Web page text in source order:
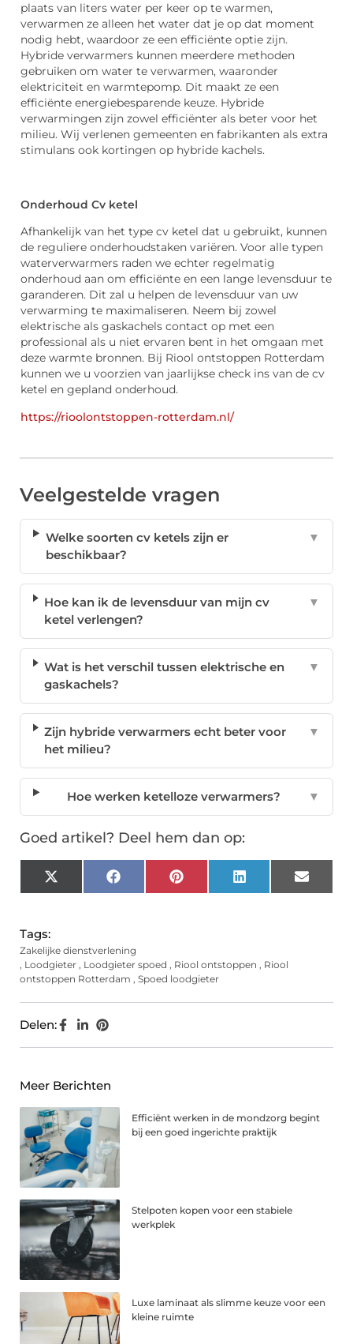
plaats van liters water per keer op te warmen,
verwarmen ze alleen het water dat je op dat moment
nodig hebt, waardoor ze een efficiënte optie zijn.
Hybride verwarmers kunnen meerdere methoden
gebruiken om water te verwarmen, waaronder
elektriciteit en warmtepomp. Dit maakt ze een
efficiënte energiebesparende keuze. Hybride
verwarmingen zijn zowel efficiënter als beter voor het
milieu. Wij verlenen gemeenten en fabrikanten als extra
stimulans ook kortingen op hybride kachels.
Onderhoud Cv ketel
Afhankelijk van het type cv ketel dat u gebruikt, kunnen
de reguliere onderhoudstaken variëren. Voor alle typen
waterverwarmers raden we echter regelmatig
onderhoud aan om efficiënte en een lange levensduur te
garanderen. Dit zal u helpen de levensduur van uw
verwarming te maximaliseren. Neem bij zowel
elektrische als gaskachels contact op met een
professional als u niet ervaren bent in het omgaan met
deze warmte bronnen. Bij Riool ontstoppen Rotterdam
kunnen we u voorzien van jaarlijkse check ins van de cv
ketel en gepland onderhoud.
https://rioolontstoppen-rotterdam.nl/
Veelgestelde vragen
Welke soorten cv ketels zijn er
beschikbaar?
▼
Hoe kan ik de levensduur van mijn cv
ketel verlengen?
▼
Wat is het verschil tussen elektrische en
gaskachels?
▼
Zijn hybride verwarmers echt beter voor
het milieu?
▼
Hoe werken ketelloze verwarmers? ▼
Goed artikel? Deel hem dan op:
X
(Twitter)
FacebookPinterest LinkedIn Email
Tags:
Zakelijke dienstverlening
, Loodgieter , Loodgieter spoed , Riool ontstoppen , Riool
ontstoppen Rotterdam , Spoed loodgieter
Delen:
Meer Berichten
Efficiënt werken in de mondzorg begint
bij een goed ingerichte praktijk
Stelpoten kopen voor een stabiele
werkplek
Luxe laminaat als slimme keuze voor een
kleine ruimte